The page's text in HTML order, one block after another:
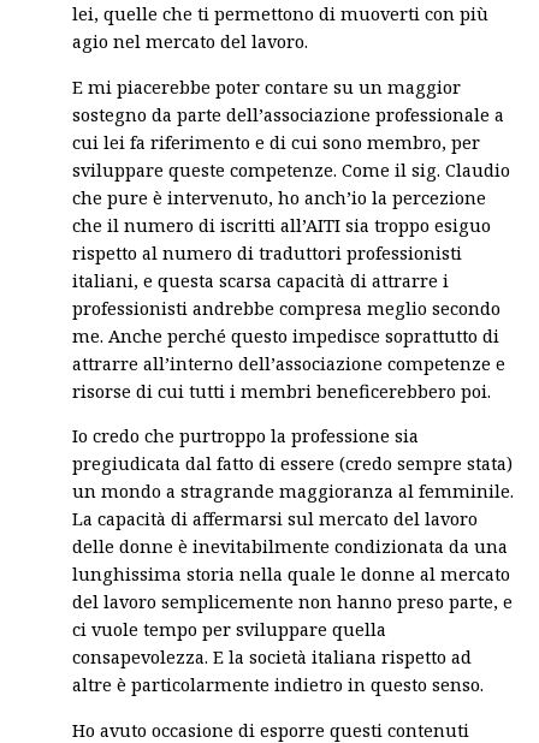
lei, quelle che ti permettono di muoverti con più
agio nel mercato del lavoro.
E mi piacerebbe poter contare su un maggior
sostegno da parte dell’associazione professionale a
cui lei fa riferimento e di cui sono membro, per
sviluppare queste competenze. Come il sig. Claudio
che pure è intervenuto, ho anch’io la percezione
che il numero di iscritti all’AITI sia troppo esiguo
rispetto al numero di traduttori professionisti
italiani, e questa scarsa capacità di attrarre i
professionisti andrebbe compresa meglio secondo
me. Anche perché questo impedisce soprattutto di
attrarre all’interno dell’associazione competenze e
risorse di cui tutti i membri beneficerebbero poi.
Io credo che purtroppo la professione sia
pregiudicata dal fatto di essere (credo sempre stata)
un mondo a stragrande maggioranza al femminile.
La capacità di affermarsi sul mercato del lavoro
delle donne è inevitabilmente condizionata da una
lunghissima storia nella quale le donne al mercato
del lavoro semplicemente non hanno preso parte, e
ci vuole tempo per sviluppare quella
consapevolezza. E la società italiana rispetto ad
altre è particolarmente indietro in questo senso.
Ho avuto occasione di esporre questi contenuti